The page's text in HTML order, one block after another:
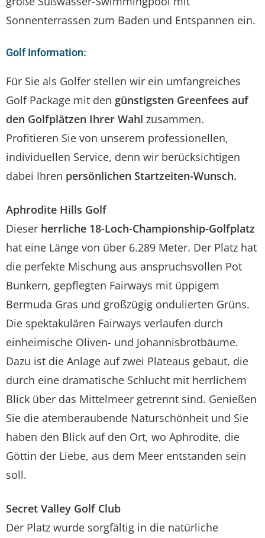
Sonnenterrassen zum Baden und Entspannen ein.
Golf Information:
Für Sie als Golfer stellen wir ein umfangreiches
Golf Package mit den günstigsten Greenfees auf
den Golfplätzen Ihrer Wahl zusammen.
Profitieren Sie von unserem professionellen,
individuellen Service, denn wir berücksichtigen
dabei Ihren persönlichen Startzeiten-Wunsch.
Aphrodite Hills Golf
Dieser herrliche 18-Loch-Championship-Golfplatz
hat eine Länge von über 6.289 Meter. Der Platz hat
die perfekte Mischung aus anspruchsvollen Pot
Bunkern, gepflegten Fairways mit üppigem
Bermuda Gras und großzügig ondulierten Grüns.
Die spektakulären Fairways verlaufen durch
einheimische Oliven- und Johannisbrotbäume.
Dazu ist die Anlage auf zwei Plateaus gebaut, die
durch eine dramatische Schlucht mit herrlichem
Blick über das Mittelmeer getrennt sind. Genießen
Sie die atemberaubende Naturschönheit und Sie
haben den Blick auf den Ort, wo Aphrodite, die
Göttin der Liebe, aus dem Meer entstanden sein
soll.
Secret Valley Golf Club
Der Platz wurde sorgfältig in die natürliche